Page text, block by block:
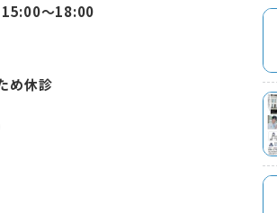
15:00〜18:00
め休診